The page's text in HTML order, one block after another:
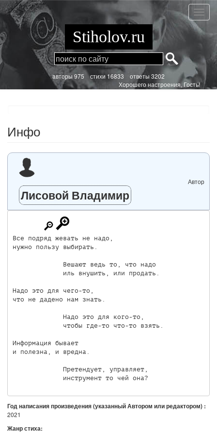
Перейти
к
основному
содержанию
Инфо
Stiholov.ru
aвторы 975стихи 16833 ответы 3202
Хорошего настроения, Гость!
Инфо
Автор
Лисовой Владимир
Все подряд жевать не надо,
нужно пользу выбирать.
             Вешают ведь то, что надо
             иль внушить, или продать.
Надо это для чего-то,
что не дадено нам знать.
             Надо это для кого-то,
             чтобы где-то что-то взять.
Информация бывает
и полезна, и вредна.
             Претендует, управляет,
Год написания произведения (указанный Автором или редактором) :
2021
Жанр стиха: